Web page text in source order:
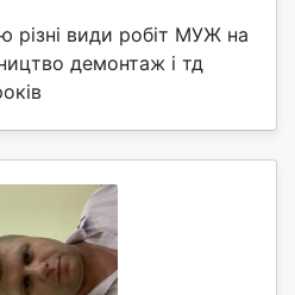
різні види робіт МУЖ на
демонтаж і тд